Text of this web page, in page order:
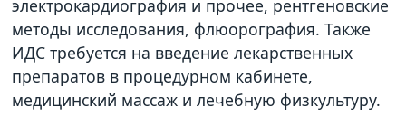
электрокардиография и прочее, рентгеновские
методы исследования, флюорография. Также
ИДС требуется на введение лекарственных
препаратов в процедурном кабинете,
медицинский массаж и лечебную физкультуру.